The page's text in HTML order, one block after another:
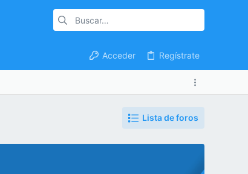
Acceder Regístrate
Lista de foros